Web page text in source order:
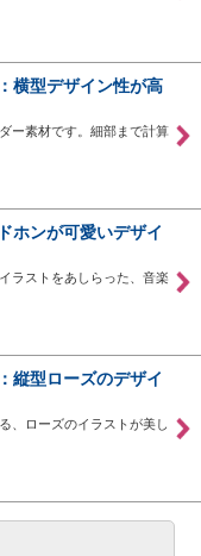
横型デザイン性が高
ー素材です。細部まで計算
ホンが可愛いデザイ
ラストをあしらった、音楽
縦型ローズのデザイ
、ローズのイラストが美し